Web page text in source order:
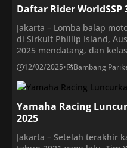
musim lalu ini […]
Daftar Rider WorldSSP
Jakarta – Lomba balap
di Sirkuit Phillip Island,
2025 mendatang, dan
rider dan 19 tim. Tim juara
Ducati, kini berubah nama
Team. Mereka pun
dan kini menggaet Philipp
12/02/2025• Bambang
Yamaha Racing
2025
Jakarta – Setelah terakhir